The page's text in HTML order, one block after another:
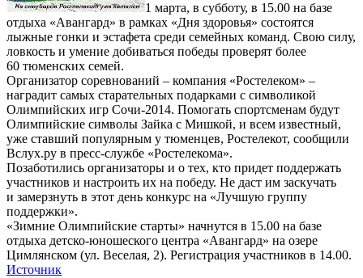
1 марта, в субботу, в 15.00 на базе
отдыха «Авангард» в рамках «Дня здоровья» состоятся
лыжные гонки и эстафета среди семейных команд. Свою силу,
ловкость и умение добиваться победы проверят более
60 тюменских семей.
Организатор соревнований – компания «Ростелеком» –
наградит самых старательных подарками с символикой
Олимпийских игр Сочи-2014. Помогать спортсменам будут
Олимпийские символы Зайка с Мишкой, и всем известный,
уже ставший популярным у тюменцев, Ростелекот, сообщили
Вслух.ру в пресс-службе «Ростелекома».
Позаботились организаторы и о тех, кто придет поддержать
участников и настроить их на победу. Не даст им заскучать
и замерзнуть в этот день конкурс на «Лучшую группу
поддержки».
«Зимние Олимпийские старты» начнутся в 15.00 на базе
отдыха детско-юношеского центра «Авангард» на озере
Цимлянском (ул. Веселая, 2). Регистрация участников в 14.00.
Источник